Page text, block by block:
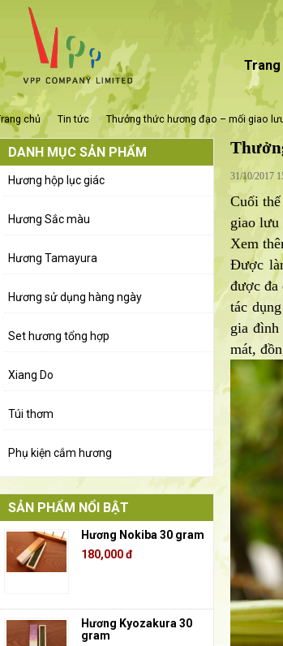
Trang
trang chủ tin tức thưởng thức hương đạo – mối giao
DANH MỤC SẢN PHẨM
Hương hộp lục giác
Hương Sắc màu
Hương Tamayura
Hương sử dụng hàng ngày
Set hương tổng hợp
Xiang Do
Túi thơm
Phụ kiện cắm hương
SẢN PHẨM NỔI BẬT
Hương Nokiba 30 gram
180,000 đ
Hương Kyozakura 30
gram
31/10/2017
Cuối
giao lưu
Xem
Được
được đa
tác
gia đình
mát,